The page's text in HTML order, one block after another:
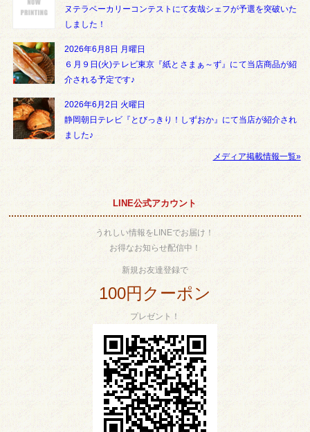
ヌテラベーカリーコンテストにて友哉シェフが予選を突破いた
しました！
2026年6月8日 月曜日
６月９日(火)テレビ東京『紙とさまぁ～ず』にて当店商品が紹
介される予定です♪
2026年6月2日 火曜日
静岡朝日テレビ『とびっきり！しずおか』にて当店が紹介され
ました♪
メディア掲載情報一覧»
LINE公式アカウント
うれしい情報をLINEでお届け！
お得なお知らせ配信中！
新規お友達登録で
100円クーポン
プレゼント！